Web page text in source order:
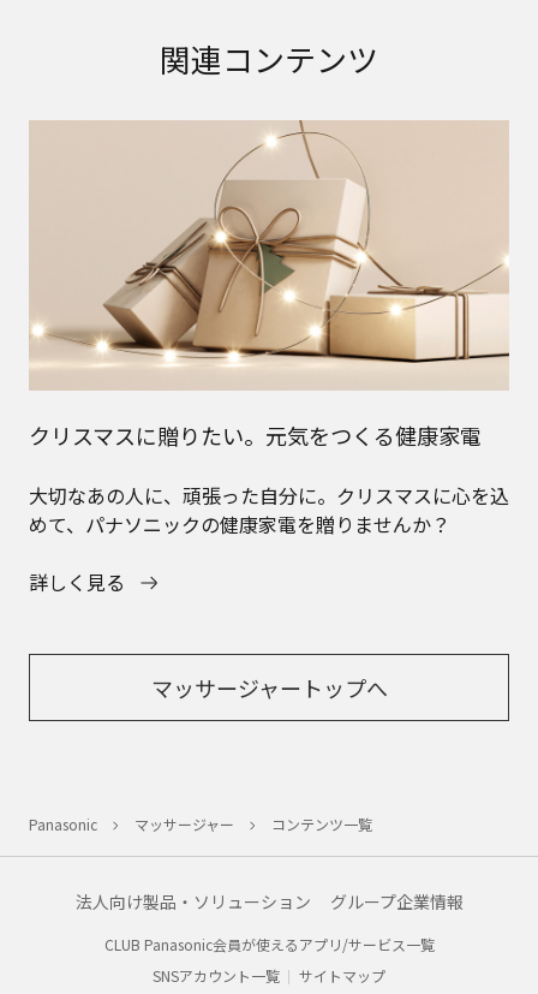
関連コンテンツ
クリスマスに贈りたい。元気をつくる健康家電
大切なあの人に、頑張った自分に。クリスマスに心を込
めて、パナソニックの健康家電を贈りませんか？
詳しく見る
マッサージャートップへ
Panasonic マッサージャー コンテンツ一覧
法人向け製品・ソリューション グループ企業情報
CLUB Panasonic会員が使えるアプリ/サービス一覧
SNSアカウント一覧
サイトマップ